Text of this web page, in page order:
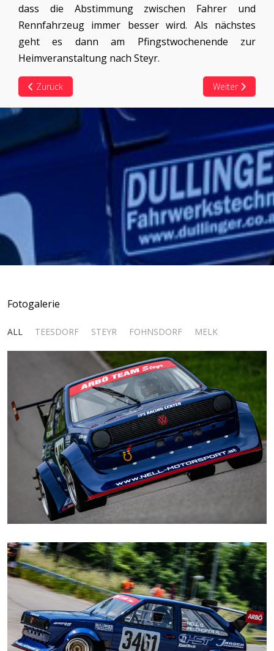
dass die Abstimmung zwischen Fahrer und
Rennfahrzeug immer besser wird. Als nächstes
geht es dann am Pfingstwochenende zur
Heimveranstaltung nach Steyr.
Vorheriger Beitrag: 2026-03 Steyr
Zurück Nächster
Weiter
Fotogalerie
ALL TEESDORF STEYR FOHNSDORF MELK